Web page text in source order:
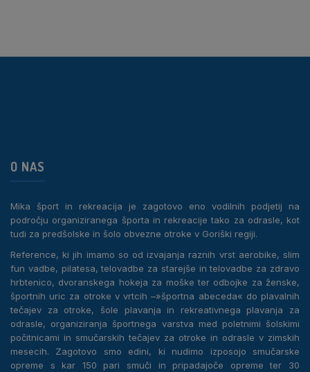
O NAS
Mika šport in rekreacija je zagotovo eno vodilnih podjetij na
področju organiziranega športa in rekreacije tako za odrasle, kot
tudi za predšolske in šolo obvezne otroke v Goriški regiji.
Reference, ki jih imamo so od izvajanja raznih vrst aerobike, slim
fun vadbe, pilatesa, telovadbe za starejše in telovadbe za zdravo
hrbtenico, dvoranskega hokeja za moške ter odbojke za ženske,
športnih uric za otroke v vrtcih –»športna abeceda« do plavalnih
tečajev za otroke, šole plavanja in rekreativnega plavanja za
odrasle, organiziranja športnega varstva med poletnimi šolskimi
počitnicami in smučarskih tečajev za otroke in odrasle v zimskih
mesecih. Zagotovo smo edini, ki nudimo izposojo smučarske
opreme s kar 150 pari smuči in pripadajoče opreme ter 30